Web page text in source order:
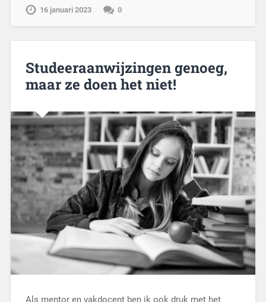
16 januari 2023 0
Studeeraanwijzingen genoeg,
maar ze doen het niet!
Als mentor en vakdocent ben ik ook druk met het